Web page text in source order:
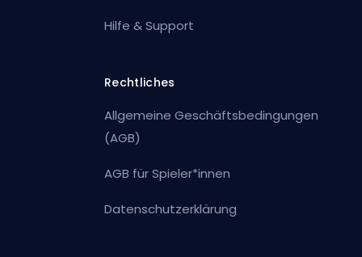
Hilfe & Support
Rechtliches
Allgemeine Geschäftsbedingungen
(AGB)
AGB für Spieler*innen
Datenschutzerklärung